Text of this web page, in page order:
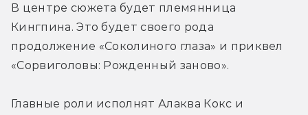
В центре сюжета будет племянница
Кингпина. Это будет своего рода
продолжение «Соколиного глаза» и приквел
«Сорвиголовы: Рожденный заново».
Главные роли исполнят Алаква Кокс и